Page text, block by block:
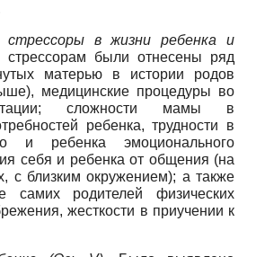
стрессоры в жизни ребенка и
стрессорам были отнесены ряд
матерью в истории родов
медицинские процедуры во
сложности мамы в
ребенка, трудности в
и ребенка эмоционального
себя и ребенка от общения (на
с близким окружением); а также
самих родителей физических
жесткости в приучении к